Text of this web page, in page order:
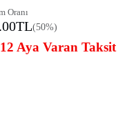
Oranı
(50%)
Aya Varan Taksit